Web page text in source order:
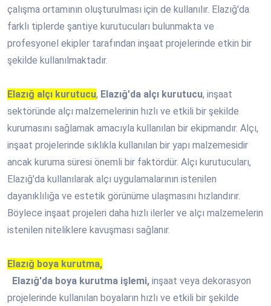
çalışma ortamının oluşturulması için de kullanılır. Elazığ'da
farklı tiplerde şantiye kurutucuları bulunmakta ve
profesyonel ekipler tarafından inşaat projelerinde etkin bir
şekilde kullanılmaktadır.
Elazığ alçı kurutucu, Elazığ'da alçı kurutucu, inşaat
sektöründe alçı malzemelerinin hızlı ve etkili bir şekilde
kurumasını sağlamak amacıyla kullanılan bir ekipmandır. Alçı,
inşaat projelerinde sıklıkla kullanılan bir yapı malzemesidir
ancak kuruma süresi önemli bir faktördür. Alçı kurutucuları,
Elazığ'da kullanılarak alçı uygulamalarının istenilen
dayanıklılığa ve estetik görünüme ulaşmasını hızlandırır.
Böylece inşaat projeleri daha hızlı ilerler ve alçı malzemelerin
istenilen niteliklere kavuşması sağlanır.
Elazığ boya kurutma,
Elazığ'da boya kurutma işlemi, inşaat veya dekorasyon
projelerinde kullanılan boyaların hızlı ve etkili bir şekilde